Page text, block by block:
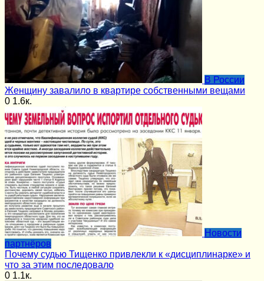
В России
Женщину завалило в квартире собственными вещами
0 1.6к.
Новости
партнёров
Почему судью Тищенко привлекли к «дисциплинарке» и
что за этим последовало
0 1.1к.